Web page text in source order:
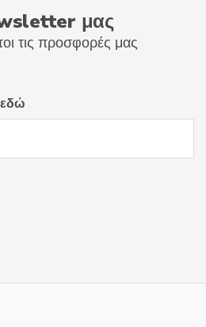
μας
τις προσφορές μας